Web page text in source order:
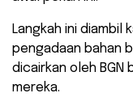
Langkah ini diambil
pengadaan bahan
dicairkan oleh BGN
mereka.